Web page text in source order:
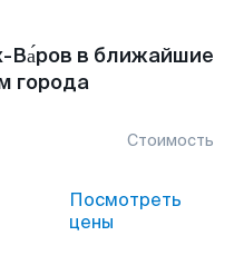
Ва́ров в ближайшие
города
Стоимость
Посмотреть
цены